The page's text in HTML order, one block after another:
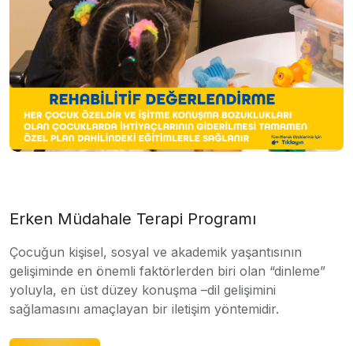
Erken Müdahale Terapi Programı
Çocuğun kişisel, sosyal ve akademik yaşantısının
gelişiminde en önemli faktörlerden biri olan “dinleme”
yoluyla, en üst düzey konuşma –dil gelişimini
sağlamasını amaçlayan bir iletişim yöntemidir.